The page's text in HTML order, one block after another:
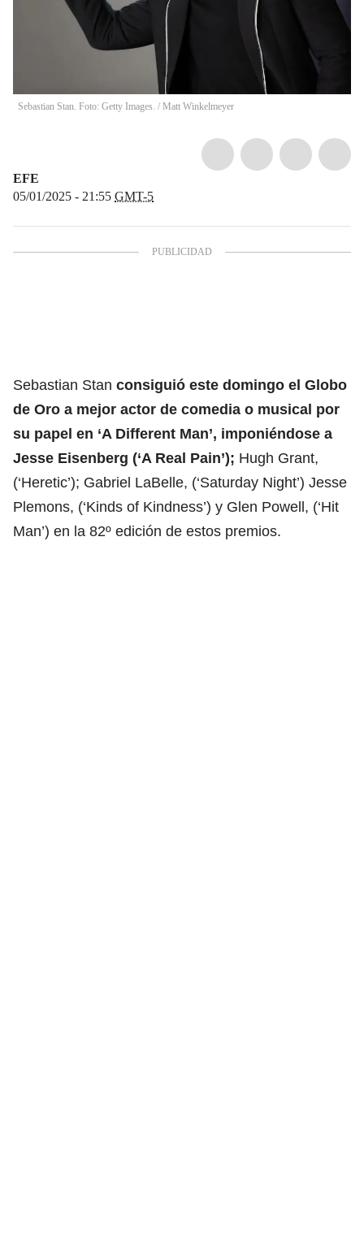
Sebastian Stan. Foto: Getty Images. / Matt Winkelmeyer
EFE
05/01/2025 - 21:55 GMT-5
Sebastian Stan consiguió este domingo el Globo
de Oro a mejor actor de comedia o musical por
su papel en ‘A Different Man’, imponiéndose a
Jesse Eisenberg (‘A Real Pain’); Hugh Grant,
(‘Heretic’); Gabriel LaBelle, (‘Saturday Night’) Jesse
Plemons, (‘Kinds of Kindness’) y Glen Powell, (‘Hit
Man’) en la 82º edición de estos premios.